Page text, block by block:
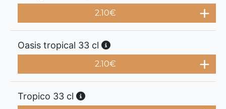
2.10€
Oasis tropical 33 cl
2.10€
Tropico 33 cl